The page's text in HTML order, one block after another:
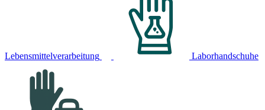
Lebensmittelverarbeitung Laborhandschuhe